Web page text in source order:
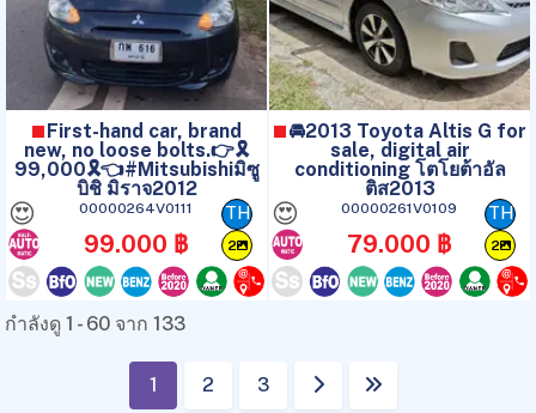
First-hand car, brand
new, no loose bolts.👉🎗️
99,000🎗️👈#Mitsubishiมิซู
บิชิ มิราจ2012
😍 00000264V0111
99.000 ฿
TH
2
🚘2013 Toyota Altis G for
sale, digital air
conditioning โตโยต้าอัล
ติส2013
😍 00000261V0109
79.000 ฿
TH
2
กำลังดู 1 - 60 จาก 133
1 2 3